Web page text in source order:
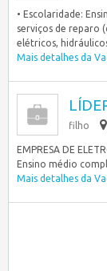
• Escolaridade:
serviços de reparo
elétricos,
Mais detalhes da
filho
EMPRESA DE
Ensino médio
Mais detalhes da